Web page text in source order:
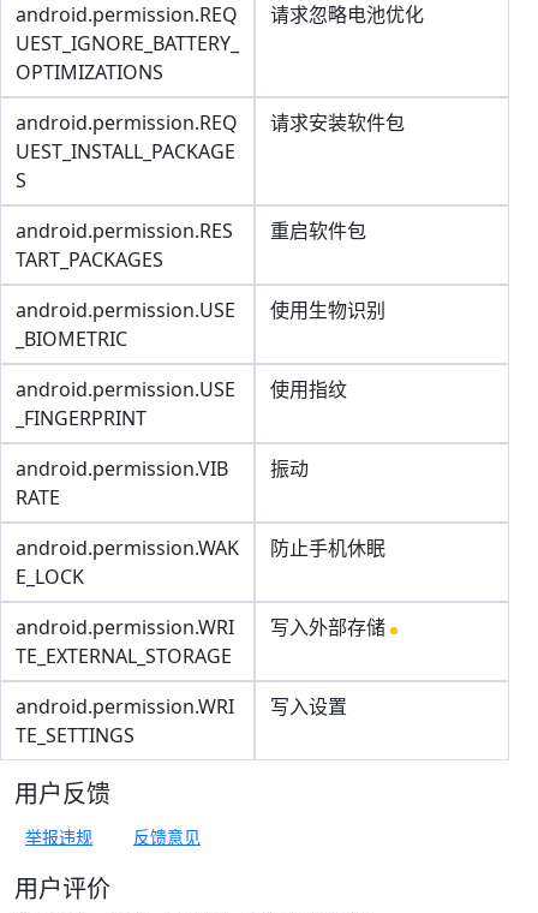
android.permission.REQ
UEST_IGNORE_BATTERY_
OPTIMIZATIONS
请求忽略电池优化
android.permission.REQ
UEST_INSTALL_PACKAGE
S
请求安装软件包
android.permission.RES
TART_PACKAGES
重启软件包
android.permission.USE
_BIOMETRIC
使用生物识别
android.permission.USE
_FINGERPRINT
使用指纹
android.permission.VIB
RATE
振动
android.permission.WAK
E_LOCK
防止手机休眠
android.permission.WRI
TE_EXTERNAL_STORAGE
写入外部存储
android.permission.WRI
TE_SETTINGS
写入设置
用户反馈
举报违规 反馈意见
用户评价